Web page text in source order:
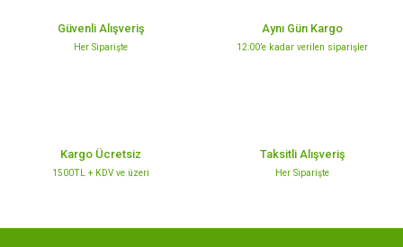
Güvenli Alışveriş
Her Siparişte
Aynı Gün Kargo
12:00’e kadar verilen siparişler
Kargo Ücretsiz
1500TL + KDV ve üzeri
Taksitli Alışveriş
Her Siparişte